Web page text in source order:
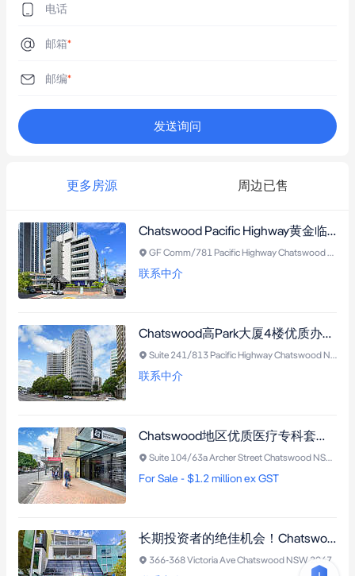
电话
邮箱*
邮编*
发送询问
更多房源 周边已售
Chatswood Pacific Highway黄金临街商业铺位，269平方米带四车位，直面Chatswood Public School
GF Comm/781 Pacific Highway Chatswood NSW 2067
联系中介
Chatswood高Park大厦4楼优质办公套房，采光优越，配套齐全，投资自用皆宜（需市政厅批准）。
Suite 241/813 Pacific Highway Chatswood NSW 2067
联系中介
Chatswood地区优质医疗专科套房，78平米室内面积，含车位，高端装修，三间诊室，交通便利。
Suite 104/63a Archer Street Chatswood NSW 2067
For Sale - $1.2 million ex GST
长期投资者的绝佳机会！Chatswood零售核心｜St. George Bank大楼｜稀缺永久产权资产，稳据黄金地段
366-368 Victoria Ave Chatswood NSW 2067